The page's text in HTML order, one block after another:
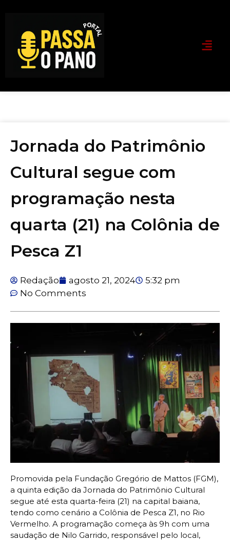
Jornada do Patrimônio
Cultural segue com
programação nesta
quarta (21) na Colônia de
Pesca Z1
Redação agosto 21, 2024
5:32 pm
No Comments
Promovida pela Fundação Gregório de Mattos (FGM),
a quinta edição da Jornada do Patrimônio Cultural
segue até esta quarta-feira (21) na capital baiana,
tendo como cenário a Colônia de Pesca Z1, no Rio
Vermelho. A programação começa às 9h com uma
saudação de Nilo Garrido, responsável pelo local,